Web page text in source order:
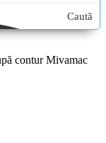
Caută
contur Mivamac